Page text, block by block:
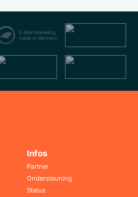
Infos
Partner
Ondersteuning
Status